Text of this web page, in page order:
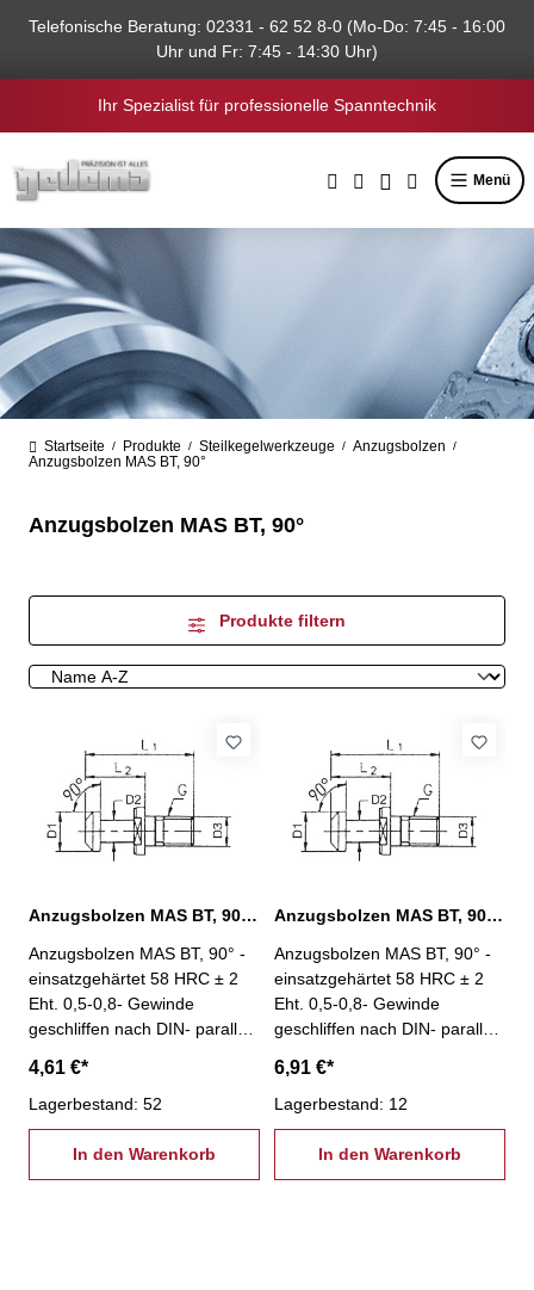
springen
Telefonische Beratung: 02331 - 62 52 8-0 (Mo-Do: 7:45 - 16:00
Uhr und Fr: 7:45 - 14:30 Uhr)
Ihr Spezialist für professionelle Spanntechnik
Menü
Startseite / Produkte / Steilkegelwerkzeuge / Anzugsbolzen /
Anzugsbolzen MAS BT, 90°
Anzugsbolzen MAS BT, 90°
Produkte filtern
Anzugsbolzen MAS BT, 90°, SK 40
Anzugsbolzen MAS BT, 90° -
einsatzgehärtet 58 HRC ± 2
Eht. 0,5-0,8- Gewinde
geschliffen nach DIN- parallel
4,61 €*
Lagerbestand: 52
In den Warenkorb
Anzugsbolzen MAS BT, 90°, SK 50
Anzugsbolzen MAS BT, 90° -
einsatzgehärtet 58 HRC ± 2
Eht. 0,5-0,8- Gewinde
geschliffen nach DIN- parallel
6,91 €*
Lagerbestand: 12
In den Warenkorb